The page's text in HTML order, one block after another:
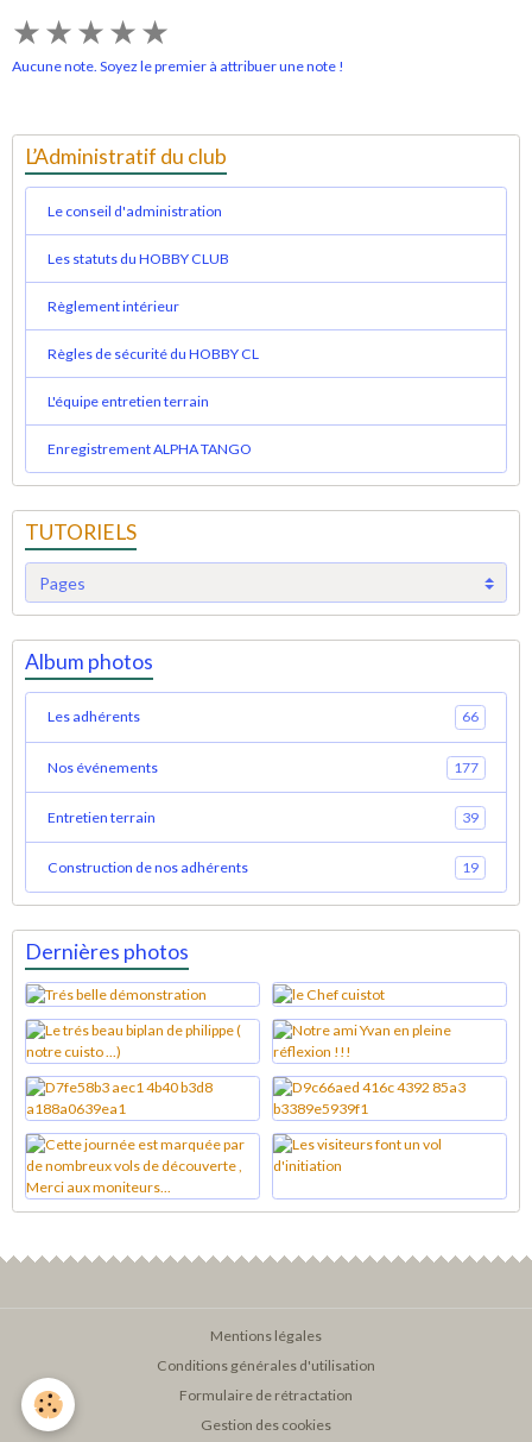
★★★★★
Aucune note. Soyez le premier à attribuer une note !
L’Administratif du club
Le conseil d'administration
Les statuts du HOBBY CLUB
Règlement intérieur
Règles de sécurité du HOBBY CL
L'équipe entretien terrain
Enregistrement ALPHA TANGO
TUTORIELS
Album photos
Les adhérents 66
Nos événements 177
Entretien terrain 39
Construction de nos adhérents 19
Dernières photos
Mentions légales
Conditions générales d'utilisation
Formulaire de rétractation
Gestion des cookies